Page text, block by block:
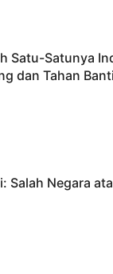
Satu-Satunya
dan Tahan
Salah Negara